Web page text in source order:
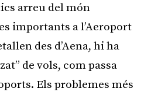
arreu del món
importants a l’Aeroport
des d’Aena, hi ha
de vols, com passa
Els problemes més